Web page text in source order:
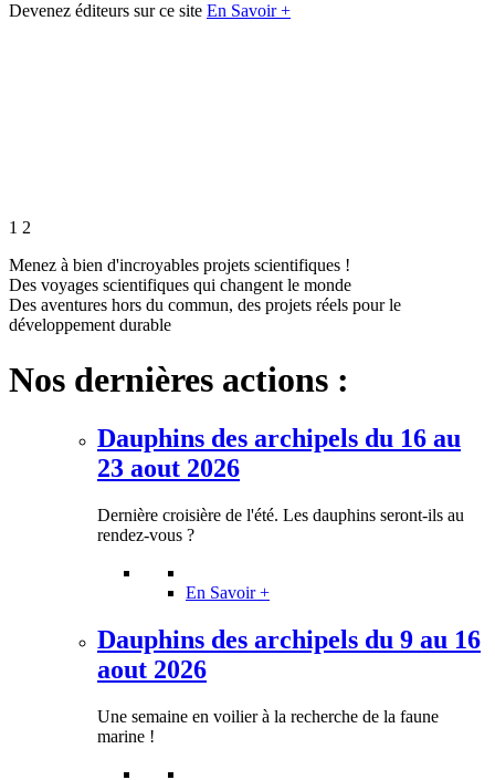
Devenez éditeurs sur ce site En Savoir +
1 2
Menez à bien d'incroyables projets scientifiques !
Des voyages scientifiques qui changent le monde
Des aventures hors du commun, des projets réels pour le
développement durable
Nos dernières actions :
Dauphins des archipels du 16 au
23 aout 2026
Dernière croisière de l'été. Les dauphins seront-ils au
rendez-vous ?
En Savoir +
Dauphins des archipels du 9 au 16
aout 2026
Une semaine en voilier à la recherche de la faune
marine !